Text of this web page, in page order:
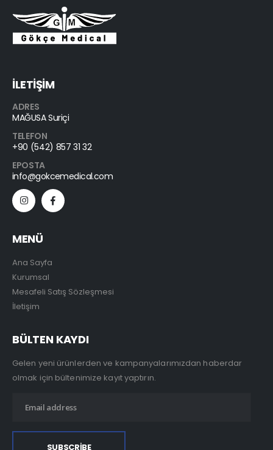
İLETİŞİM
ADRES
MAĞUSA Suriçi
TELEFON
+90 (542) 857 31 32
EPOSTA
info@gokcemedical.com
MENÜ
Ana Sayfa
Kurumsal
Mesafeli Satış Sözleşmesi
İletişim
BÜLTEN KAYDI
Gelen yeni ürünlerden ve kampanyalarımızdan haberdar
olmak için bültenimize kayıt yaptırın.